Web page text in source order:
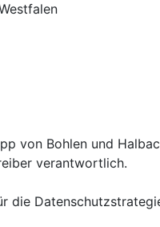
von Bohlen und
verantwortlich.